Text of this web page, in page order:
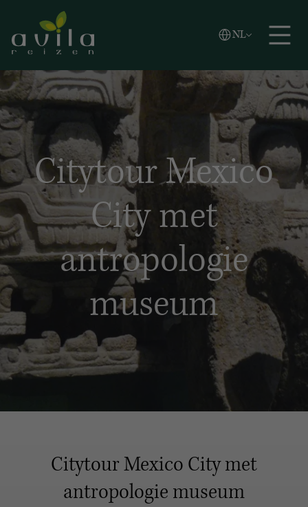
Zoeken
NL
Vlaams
English
Citytour Mexico
City met
antropologie
museum
Citytour Mexico City met
antropologie museum